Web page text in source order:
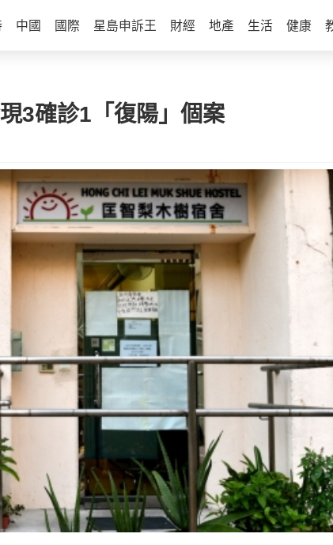
中國 國際 星島申訴王 財經 地產 生活 健康
3確診1「復陽」個案